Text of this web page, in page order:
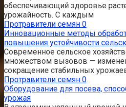
обеспечивающий здоровье
урожайность. С каждым
Протравители семян 0
Инновационные методы
повышения устойчивости сельск
Современное сельское
множеством вызовов —
сокращение стабильных
Протравители семян 0
Оборудование для посева,
урожая